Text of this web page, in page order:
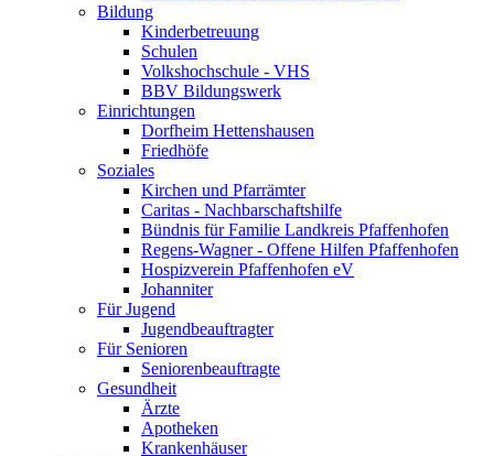
Bildung
Kinderbetreuung
Schulen
Volkshochschule - VHS
BBV Bildungswerk
Einrichtungen
Dorfheim Hettenshausen
Friedhöfe
Soziales
Kirchen und Pfarrämter
Caritas - Nachbarschaftshilfe
Bündnis für Familie Landkreis Pfaffenhofen
Regens-Wagner - Offene Hilfen Pfaffenhofen
Hospizverein Pfaffenhofen eV
Johanniter
Für Jugend
Jugendbeauftragter
Für Senioren
Seniorenbeauftragte
Gesundheit
Ärzte
Apotheken
Krankenhäuser